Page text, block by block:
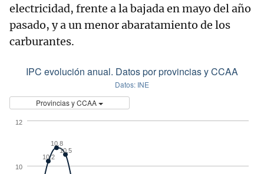
electricidad, frente a la bajada en mayo del año
pasado, y a un menor abaratamiento de los
carburantes.